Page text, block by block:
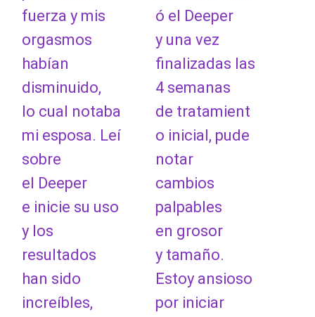
fuerza y mis
orgasmos
habían
disminuido,
lo cual notaba
mi esposa. Leí
sobre
el Deeper
e inicie su uso
y los
resultados
han sido
increíbles,
ó el Deeper
y una vez
finalizadas las
4 semanas
de tratamient
o inicial, pude
notar
cambios
palpables
en grosor
y tamaño.
Estoy ansioso
por iniciar